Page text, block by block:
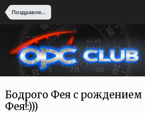
Поздравления
Бодрого Фея с рождением
Фея!:)))